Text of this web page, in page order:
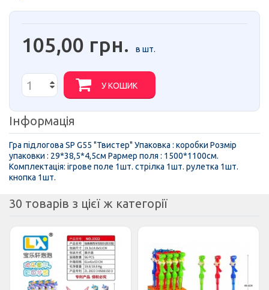
105,00 грн. в шт.
У КОШИК
Інформація
Гра підлогова SP G55 "Твистер" Упаковка : коробки Розмір
упаковки : 29*38,5*4,5см Рармер поля : 1500*1100см.
Комплектація: ігрове поле 1шт. стрілка 1шт. рулетка 1шт.
кнопка 1шт.
30 товарів з цієї ж категорії